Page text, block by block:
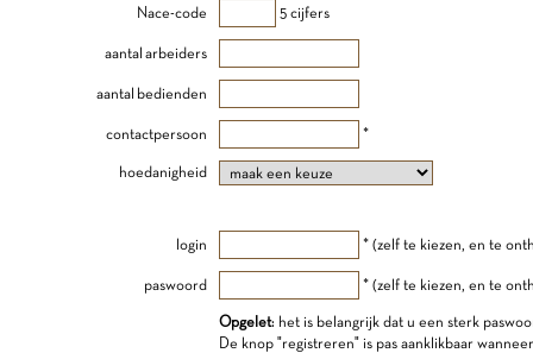
Nace-code 5 cijfers
aantal arbeiders
aantal bedienden
contactpersoon *
hoedanigheid
login * (zelf te kiezen, en te
paswoord * (zelf te kiezen, en te
Opgelet: het is belangrijk dat u een sterk
De knop "registreren" is pas aanklikbaar